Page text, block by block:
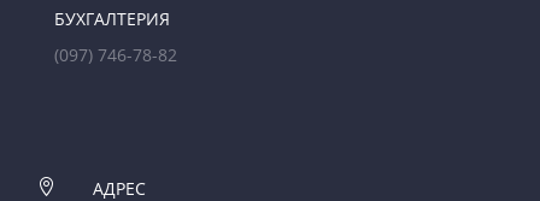
БУХГАЛТЕРИЯ
(097) 746-78-82

АДРЕС